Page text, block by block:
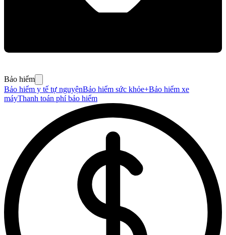
Bảo hiểm
Bảo hiểm y tế tự nguyệnBảo hiểm sức khỏe+Bảo hiểm xe
máyThanh toán phí bảo hiểm